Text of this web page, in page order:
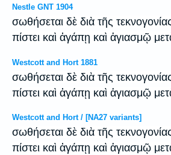
Nestle GNT 1904
σωθήσεται δὲ διὰ τῆς
πίστει καὶ ἀγάπῃ καὶ ἁγιασμῷ
Westcott and Hort 1881
σωθήσεται δὲ διὰ τῆς
πίστει καὶ ἀγάπῃ καὶ ἁγιασμῷ
Westcott and Hort / [NA27 variants]
σωθήσεται δὲ διὰ τῆς
πίστει καὶ ἀγάπῃ καὶ ἁγιασμῷ